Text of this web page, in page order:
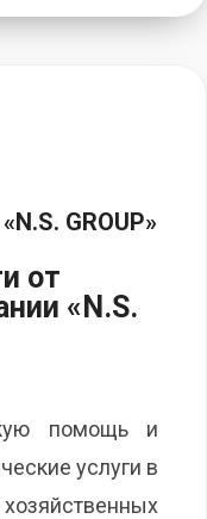
GROUP»
от
«N.S.
помощь и
услуги в